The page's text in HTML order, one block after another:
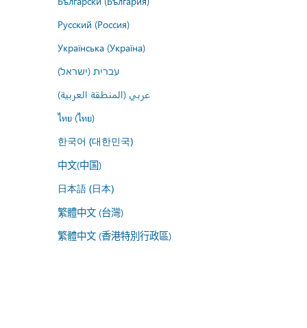
Русский (Россия)
Українська (Україна)
עברית (ישראל)
عربي (المنطقة العربية)
ไทย (ไทย)
한국어 (대한민국)
中文(中国)
日本語 (日本)
繁體中文 (台灣)
繁體中文 (香港特別行政區)